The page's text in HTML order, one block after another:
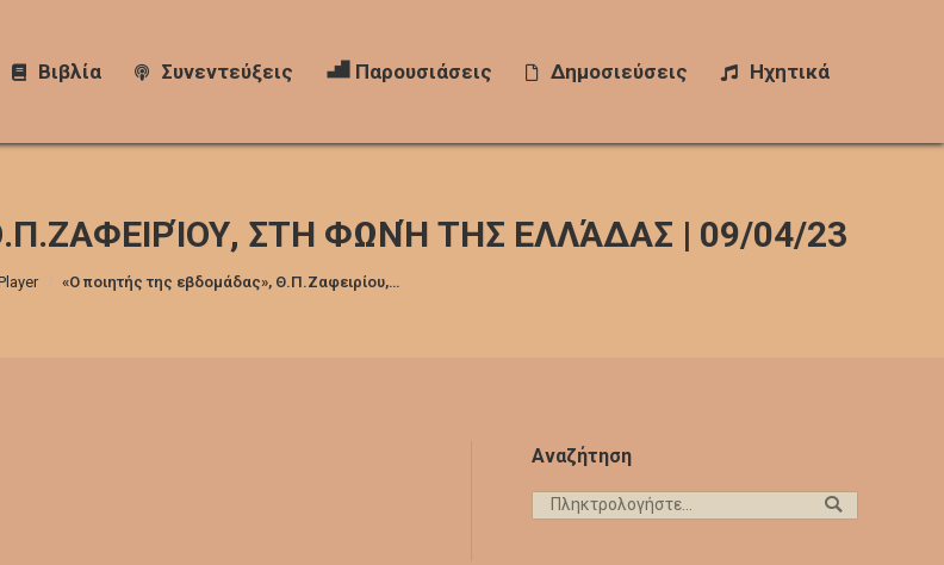
Βιβλία Συνεντεύξεις Παρουσιάσεις Δημοσιεύσεις Ηχητικά
ΣΤΗ ΦΩΝΉ ΤΗΣ ΕΛΛΆΔΑΣ | 09/04/23
«Ο ποιητής της εβδομάδας», Θ.Π.Ζαφειρίου,…
Αναζήτηση
Search:
Βιβλία Συνεντεύξεις Παρουσιάσεις Δημοσιεύσεις Ηχητικά